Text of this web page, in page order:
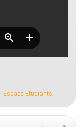
, Espace Etudiants